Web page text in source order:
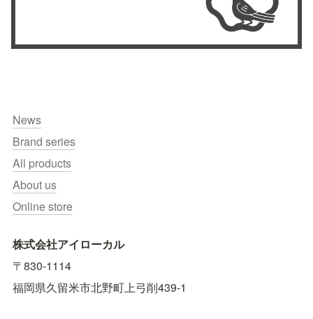
News
Brand series
All products
About us
Online store
株式会社アイローカル
〒830-1114
福岡県久留米市北野町上弓削439-1